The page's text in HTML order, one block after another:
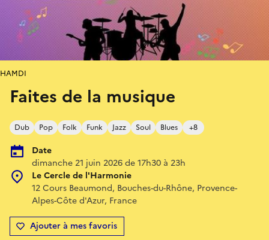
Faites de la musique
Dub Pop Folk Funk Jazz Soul Blues +8
Date
dimanche 21 juin 2026 de 17h30 à 23h
Le Cercle de l'Harmonie
12 Cours Beaumond, Bouches-du-Rhône, Provence-
Alpes-Côte d'Azur, France
Ajouter à mes favoris
HAMDI